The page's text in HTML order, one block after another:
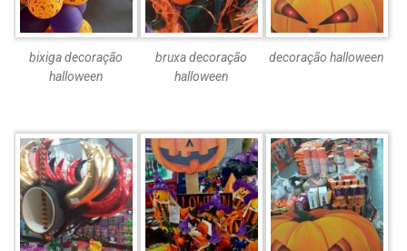
bixiga decoração
halloween
bruxa decoração
halloween
decoração halloween